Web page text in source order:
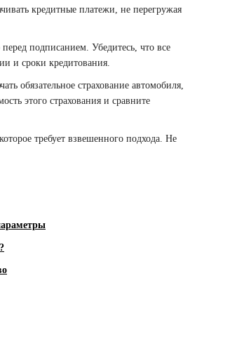
кредитные платежи, не перегружая
подписанием. Убедитесь, что все
и сроки кредитования.
обязательное страхование автомобиля,
этого страхования и сравните
требует взвешенного подхода. Не